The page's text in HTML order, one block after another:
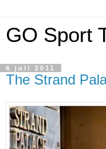
GO Sport
6 juli 2011
The Strand